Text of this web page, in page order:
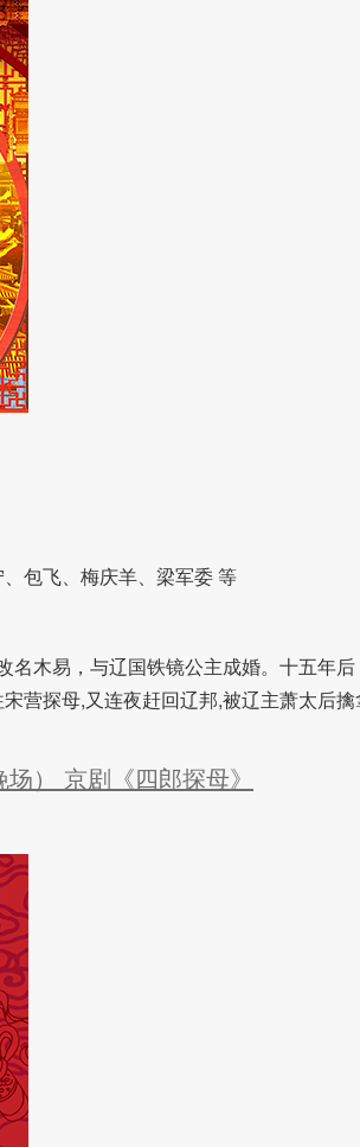
包飞、梅庆羊、梁军委 等
木易，与辽国铁镜公主成婚。十五年后
营探母,又连夜赶回辽邦,被辽主萧太后
） 京剧《四郎探母》